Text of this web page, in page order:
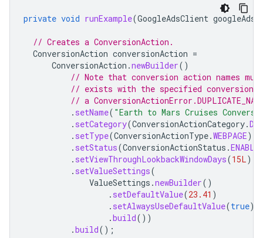
private void runExample(GoogleAdsClient
// Creates a ConversionAction.
ConversionAction conversionAction =
ConversionAction .newBuilder()
// Note that conversion action names
// exists with the specified
// a
. setName( "Earth to Mars Cruises
. setCategory(ConversionActionCategory.
. setType(ConversionActionType.WEBPAGE)
. setStatus(ConversionActionStatus .
. setViewThroughLookbackWindowDays(15L)
. setValueSettings(
ValueSettings .newBuilder()
. setDefaultValue(23.41 )
. setAlwaysUseDefaultValue(true)
.build())
.build();